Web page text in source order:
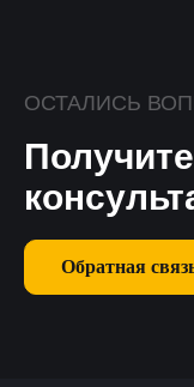
ОСТАЛИСЬ
Обратная